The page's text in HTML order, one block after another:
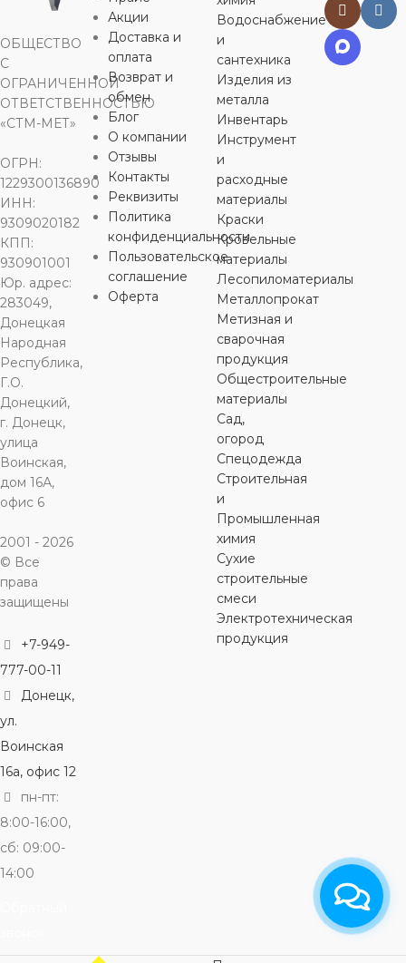
серебристый
РАЗМЕР
КЛЮЧА
10 мм
МАТЕРИАЛ
хромованадиевая
сталь (CrV)
ОСОБЕННОСТИ
серебристый
РАЗМЕР
КЛЮЧА
22 мм
МАТЕРИАЛ
хромованадиевая
сталь (CrV)
ОСОБЕННОСТИ
комбинированный
серебристый
РАЗМЕР
КЛЮЧА
300 мм
МАТЕРИАЛ
хромованадиевая
сталь (CrV)
ОСОБЕННОСТИ
сталь (CrV)
рожковый
ОБЩЕСТВО
С
ОГРАНИЧЕННОЙ
ОТВЕТСТВЕННОСТЬЮ
«СТМ-МЕТ»
ОГРН:
1229300136890
ИНН:
9309020182
КПП:
930901001
Юр. адрес:
283049,
Донецкая
Народная
Республика,
Г.О.
Донецкий,
г. Донецк,
улица
Воинская,
дом 16А,
офис 6
2001 - 2026
© Все
права
защищены
+7-949-
777-00-11
Донецк,
ул.
Воинская
16а, офис 12
пн-пт:
8:00-16:00,
сб: 09:00-
14:00
Акции
Доставка и
оплата
Возврат и
обмен
Блог
О компании
Отзывы
Контакты
Реквизиты
Политика
конфиденциальности
Пользовательское
соглашение
Оферта
Водоснабжение
и
сантехника
Изделия из
металла
Инвентарь
Инструмент
и
расходные
материалы
Краски
Кровельные
материалы
Лесопиломатериалы
Металлопрокат
Метизная и
сварочная
продукция
Общестроительные
материалы
Сад,
огород
Спецодежда
Строительная
и
Промышленная
химия
Сухие
строительные
смеси
Электротехническая
продукция